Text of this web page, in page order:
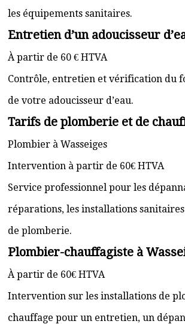
les équipements sanitaires.
Entretien d’un adoucisseur
À partir de 60 € HTVA
Contrôle, entretien et vérification du
de votre adoucisseur d’eau.
Tarifs de plomberie et de
Plombier à Wasseiges
Intervention à partir de 60€ HTVA
Service professionnel pour les
réparations, les installations
de plomberie.
Plombier-chauffagiste à
À partir de 60€ HTVA
Intervention sur les installations de
chauffage pour un entretien, un